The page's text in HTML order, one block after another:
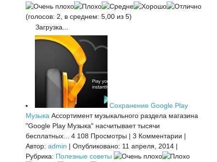
(голосов: 2, в среднем: 5,00 из 5)
Загрузка...
Сохранение Google Play
Музыка Ассортимент музыкального раздела магазина
"Google Play Музыка" насчитывает тысячи
бесплатных...
4 108 Просмотры | 3 Комментарии |
Автор: admin | Опубликовано: 11 апреля, 2014 |
Рубрика: Полезные советы